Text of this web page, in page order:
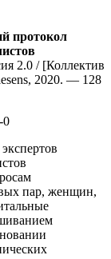
протокол
2.0 / [Коллектив
2020. — 128
0
пар, женщин,